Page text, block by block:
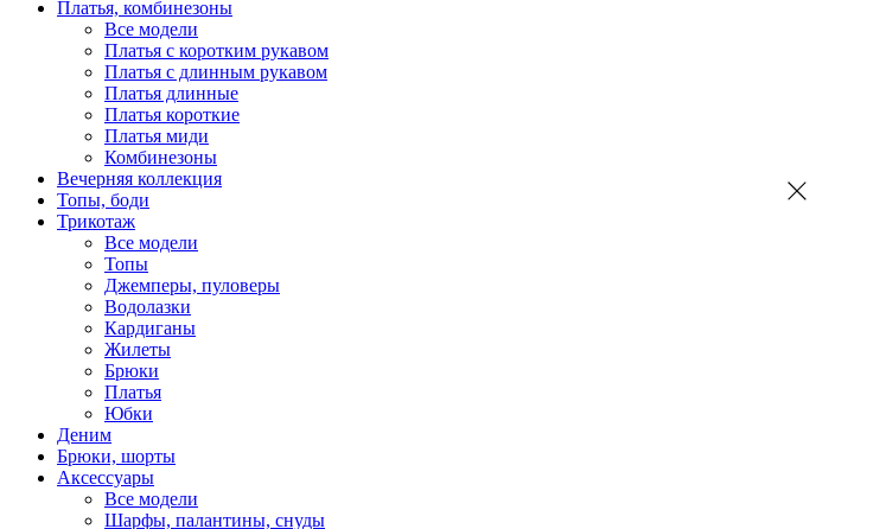
Платья, комбинезоны
Все модели
Платья с коротким рукавом
Платья с длинным рукавом
Платья длинные
Платья короткие
Платья миди
Комбинезоны
Вечерняя коллекция
Топы, боди
Трикотаж
Все модели
Топы
Джемперы, пуловеры
Водолазки
Кардиганы
Жилеты
Брюки
Платья
Юбки
Деним
Брюки, шорты
Аксессуары
Все модели
Шарфы, палантины, снуды